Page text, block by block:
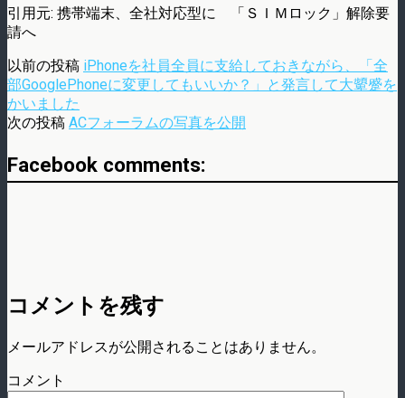
引用元: 携帯端末、全社対応型に 「ＳＩＭロック」解除要
請へ
以前の投稿 iPhoneを社員全員に支給しておきながら、「全
部GooglePhoneに変更してもいいか？」と発言して大顰蹙を
かいました
次の投稿 ACフォーラムの写真を公開
Facebook comments:
コメントを残す
メールアドレスが公開されることはありません。
コメント